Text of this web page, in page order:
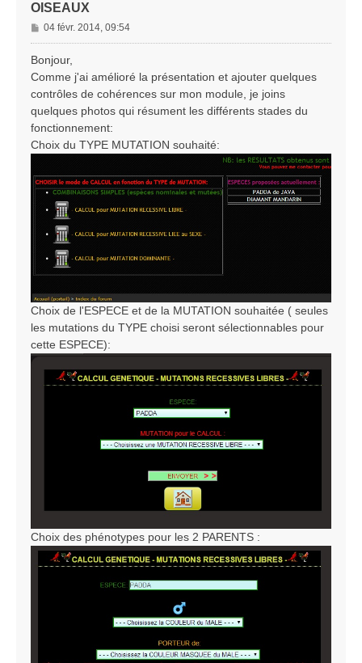
OISEAUX
M
e
s
a
g
e
04 févr. 2014, 09:54
Bonjour,
Comme j'ai amélioré la présentation et ajouter quelques
contrôles de cohérences sur mon module, je joins
quelques photos qui résument les différents stades du
fonctionnement:
Choix du TYPE MUTATION souhaité:
Choix de l'ESPECE et de la MUTATION souhaitée ( seules
les mutations du TYPE choisi seront sélectionnables pour
cette ESPECE):
Choix des phénotypes pour les 2 PARENTS :